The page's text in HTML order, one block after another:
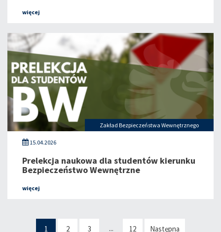
więcej
Zakład Bezpieczeństwa Wewnętrznego
15.04.2026
Prelekcja naukowa dla studentów kierunku
Bezpieczeństwo Wewnętrzne
więcej
1 2 3 ... 12 Następna